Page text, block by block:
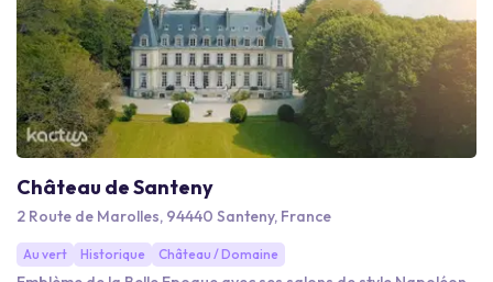
des conférences au sud de Paris. Aux portes de Paris,
l'Essonne offre tous les services des grandes
agglomérations d’Île-de-France tout en permettant de
se ressourcer au sein de vastes espaces verts. C'est, en ce
sens, un département idéal pour recevoir vos collègues
lors d'un séminaire d'entreprise.
Château de Santeny
2 Route de Marolles, 94440 Santeny, France
Au vert Historique Château / Domaine